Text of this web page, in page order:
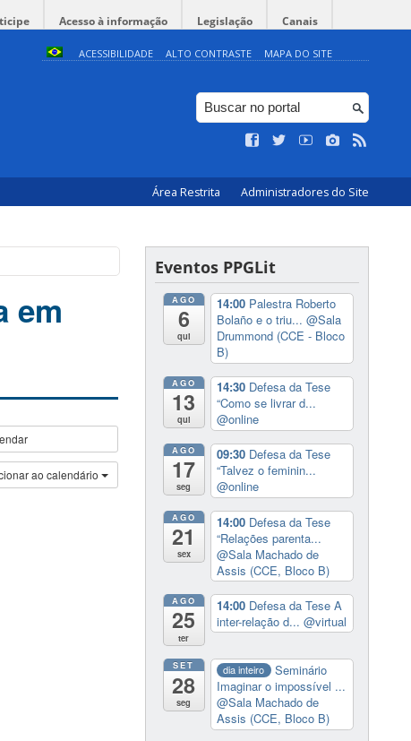
Acesso à informação Legislação Canais
ACESSIBILIDADE ALTO CONTRASTE MAPA DO SITE
Área Restrita Administradores do Site
em
ao calendário
Eventos PPGLit
AGO
6
qui
14:00 Palestra Roberto
Bolaño e o triu... @Sala
Drummond (CCE - Bloco
B)
AGO
13
qui
14:30 Defesa da Tese
“Como se livrar d...
@online
AGO
17
seg
09:30 Defesa da Tese
“Talvez o feminin...
@online
AGO
21
sex
14:00 Defesa da Tese
“Relações parenta...
@Sala Machado de
Assis (CCE, Bloco B)
AGO
25
ter
14:00 Defesa da Tese A
inter-relação d... @virtual
SET
28
seg
dia inteiro
Seminário
Imaginar o impossível ...
@Sala Machado de
Assis (CCE, Bloco B)